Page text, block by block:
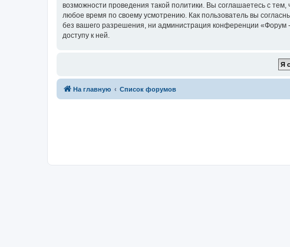
возможности проведения такой политики. Вы соглашаетесь с
любое время по своему усмотрению. Как пользователь вы
без вашего разрешения, ни администрация конференции «Форум
доступу к ней.
На главную Список форумов